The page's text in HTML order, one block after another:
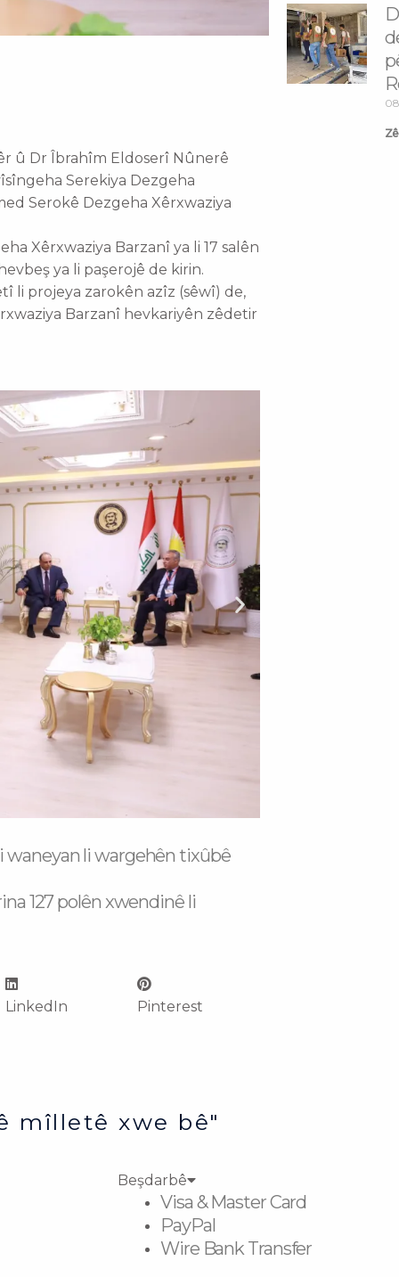
û Dr Îbrahîm Eldoserî Nûnerê
Serekiya Dezgeha
Serokê Dezgeha Xêrxwaziya
Xêrxwaziya Barzanî ya li 17 salên
ya li paşerojê de kirin.
li projeya zarokên azîz (sêwî) de,
Barzanî hevkariyên zêdetir
waneyan li wargehên tixûbê
127 polên xwendinê li
LinkedIn Pinterest
mîlletê xwe bê"
Beşdarbê
Visa & Master Card
PayPal
Wire Bank Transfer